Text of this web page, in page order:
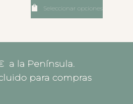
Seleccionar opciones
a la Península.
para compras